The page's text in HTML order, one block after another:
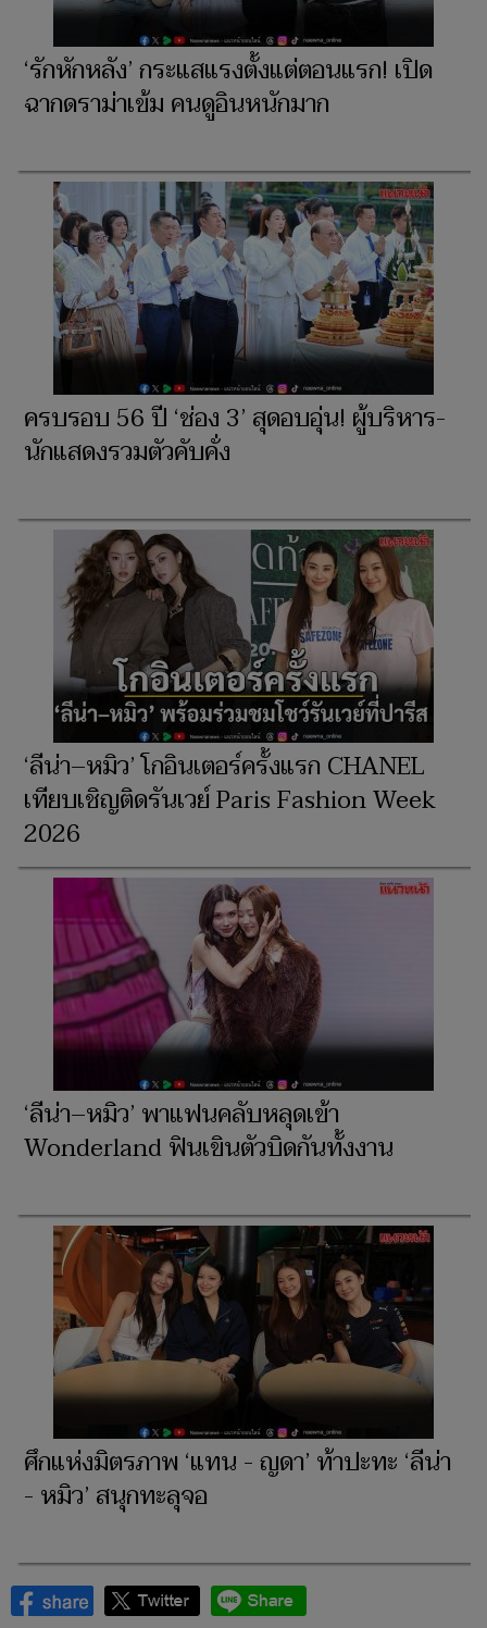
‘รักหักหลัง’ กระแสแรงตั้งแต่ตอนแรก! เปิด
ฉากดราม่าเข้ม คนดูอินหนักมาก
ครบรอบ 56 ปี ‘ช่อง 3’ สุดอบอุ่น! ผู้บริหาร-
นักแสดงรวมตัวคับคั่ง
‘ลีน่า–หมิว’ โกอินเตอร์ครั้งแรก CHANEL
เทียบเชิญติดรันเวย์ Paris Fashion Week
2026
‘ลีน่า–หมิว’ พาแฟนคลับหลุดเข้า
Wonderland ฟินเขินตัวบิดกันทั้งงาน
ศึกแห่งมิตรภาพ ‘แทน - ญดา’ ท้าปะทะ ‘ลีน่า
- หมิว’ สนุกทะลุจอ